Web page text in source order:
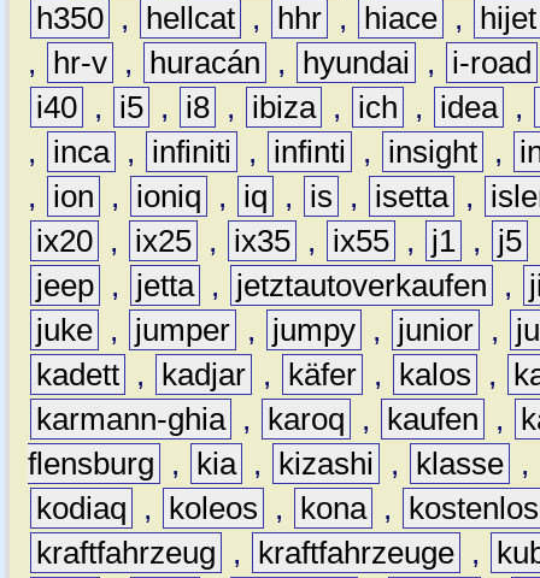
h350 , hellcat , hhr , hiace ,
hijet
,
hr-v , huracán , hyundai ,
i-road
i40 , i5 , i8 , ibiza , ich , idea ,
,
inca , infiniti , infinti , insight ,
,
ion , ioniq , iq , is , isetta ,
ix20 , ix25 , ix35 , ix55 , j1 , j5
jeep , jetta , jetztautoverkaufen ,
juke , jumper , jumpy , junior ,
kadett , kadjar , käfer , kalos ,
karmann-ghia , karoq , kaufen ,
flensburg
, kia , kizashi , klasse ,
kodiaq
, koleos , kona ,
kostenlos
kraftfahrzeug
, kraftfahrzeuge ,